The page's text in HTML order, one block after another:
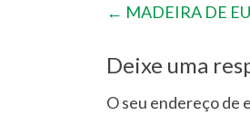
Navegação
posts
← MADEIRA DE
Deixe uma
O seu endereço de